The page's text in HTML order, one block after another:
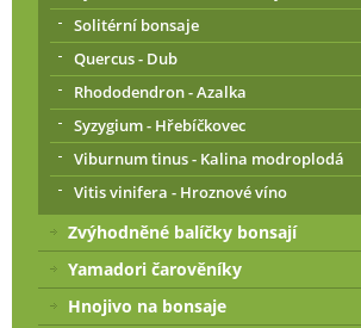
Solitérní bonsaje
Quercus - Dub
Rhododendron - Azalka
Syzygium - Hřebíčkovec
Viburnum tinus - Kalina modroplodá
Vitis vinifera - Hroznové víno
Zvýhodněné balíčky bonsají
Yamadori čarověníky
Hnojivo na bonsaje